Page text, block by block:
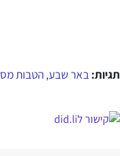
תגיות:באר שבע,הטבות מס